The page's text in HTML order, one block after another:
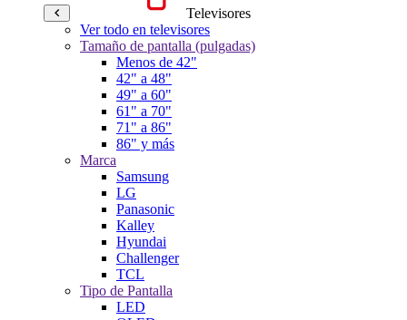
Televisores
Ver todo en televisores
Tamaño de pantalla (pulgadas)
Menos de 42"
42" a 48"
49" a 60"
61" a 70"
71" a 86"
86" y más
Marca
Samsung
LG
Panasonic
Kalley
Hyundai
Challenger
TCL
Tipo de Pantalla
LED